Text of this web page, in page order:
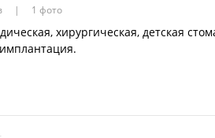
1 фото
хирургическая, детская